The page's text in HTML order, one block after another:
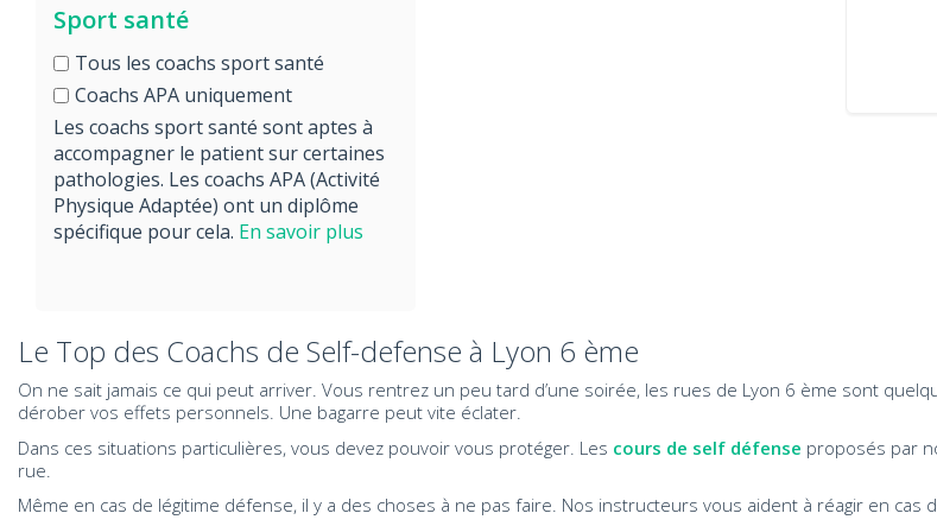
Sport santé
Tous les coachs sport santé
Coachs APA uniquement
Les coachs sport santé sont aptes à
accompagner le patient sur certaines
pathologies. Les coachs APA (Activité
Physique Adaptée) ont un diplôme
spécifique pour cela. En savoir plus
Le Top des Coachs de Self-defense à Lyon 6 ème
On ne sait jamais ce qui peut arriver. Vous rentrez un peu tard d’une soirée, les rues de Lyon 6 ème sont
dérober vos effets personnels. Une bagarre peut vite éclater.
Dans ces situations particulières, vous devez pouvoir vous protéger. Les cours de self défense proposés par
rue.
Même en cas de légitime défense, il y a des choses à ne pas faire. Nos instructeurs vous aident à réagir en cas